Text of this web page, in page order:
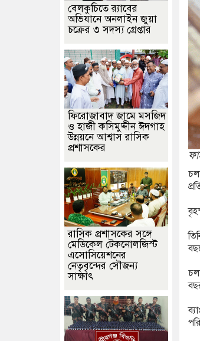
দিচ্ছেন ‘মতিউর’! সন্দেহজনক চলাফেরায়
বেলকুচিতে র‌্যাবের
অভিযানে অনলাইন জুয়া
চক্রের ৩ সদস্য গ্রেপ্তার
ফিরোজাবাদ জামে মসজিদ
ও হাজী কসিমুদ্দীন ঈদগাহ
উন্নয়নে আশ্বাস রাসিক
প্রশাসকের
​রাসিক প্রশাসকের সঙ্গে
মেডিকেল টেকনোলজিস্ট
এসোসিয়েশনের
নেতৃবৃন্দের সৌজন্য
সাক্ষাৎ